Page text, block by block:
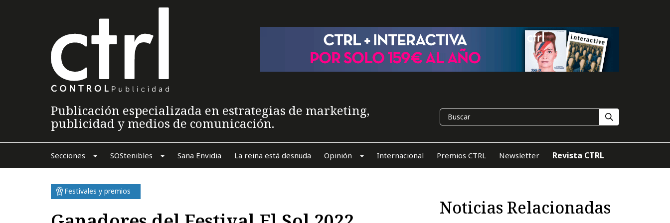
Publicación especializada en estrategias de marketing,
publicidad y medios de comunicación.
Secciones SOStenibles Sana Envidia La reina está desnuda Opinión Internacional Premios CTRL Newsletter Revista CTRL
Festivales y premios
Noticias Relacionadas